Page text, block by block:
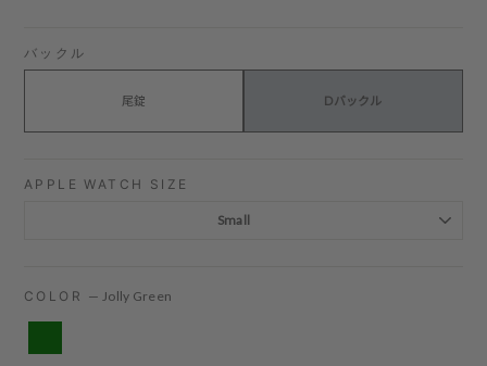
バックル
尾錠 Dバックル
APPLE WATCH SIZE
COLOR — Jolly Green